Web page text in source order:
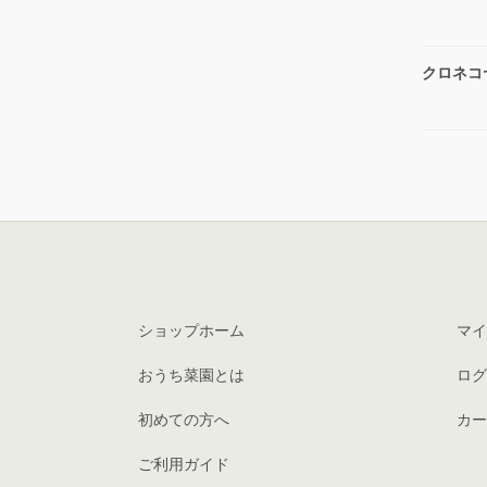
クロネコ
ショップホーム
おうち菜園とは
初めての方へ
ご利用ガイド
マ
ロ
カ